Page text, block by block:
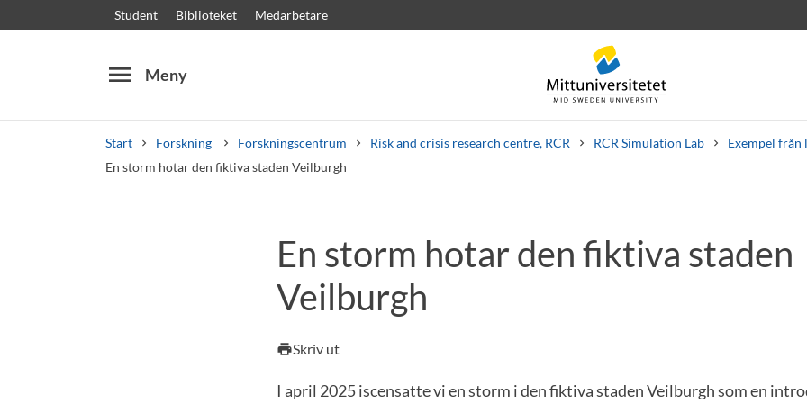
Student Biblioteket Medarbetare
menu Meny
Start Forskning Forskningscentrum Risk and crisis research centre, RCR RCR Simulation Lab
Exempel från
En storm hotar den fiktiva staden Veilburgh
Kursplaner Välkomstbrev PersonalLediga jobb
En storm hotar den fiktiva staden
Veilburgh
printSkriv ut
I april 2025 iscensatte vi en storm i den fiktiva staden Veilburgh som en